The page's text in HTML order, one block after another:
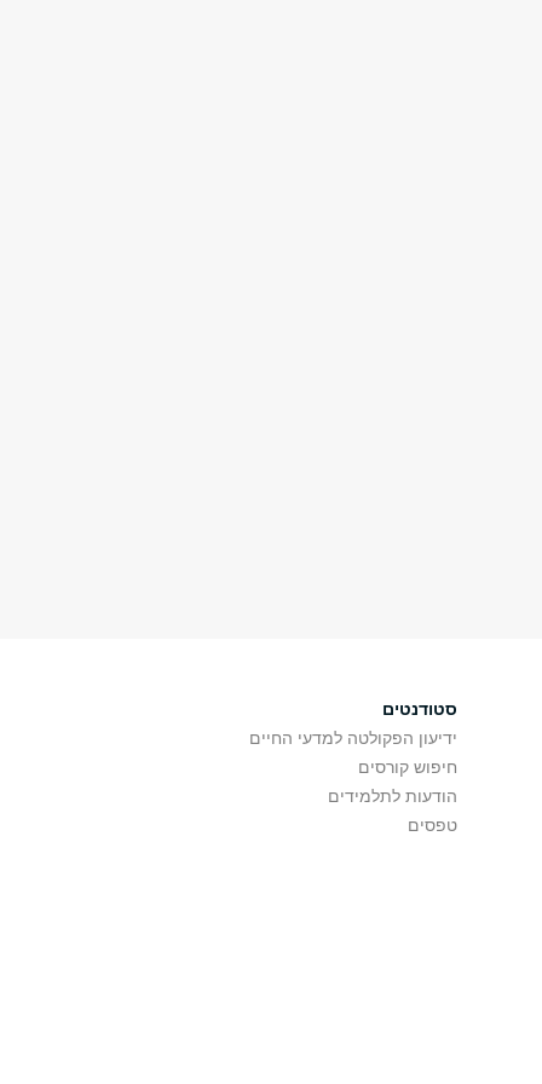
סטודנטים
ידיעון הפקולטה למדעי החיים
חיפוש קורסים
הודעות לתלמידים
טפסים